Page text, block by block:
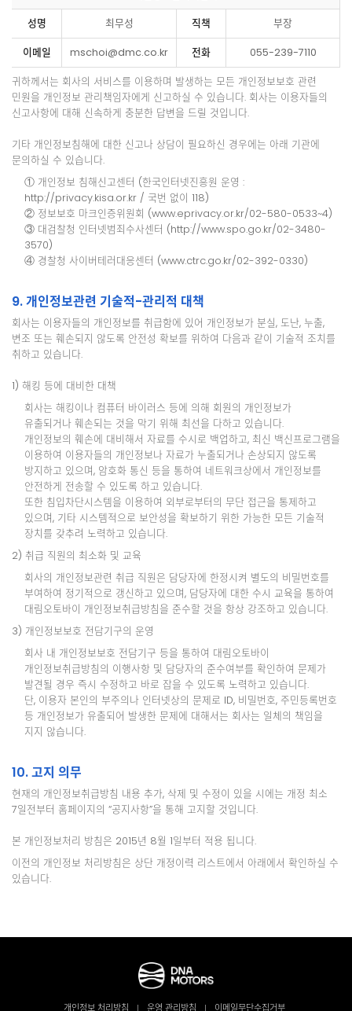
성명 최무성 직책 부장
이메일 mschoi@dmc.co.kr 전화 055-239-7110
귀하께서는 회사의 서비스를 이용하며 발생하는 모든 개인정보보호 관련
민원을 개인정보 관리책임자에게 신고하실 수 있습니다. 회사는 이용자들의
신고사항에 대해 신속하게 충분한 답변을 드릴 것입니다.
기타 개인정보침해에 대한 신고나 상담이 필요하신 경우에는 아래 기관에
문의하실 수 있습니다.
① 개인정보 침해신고센터 (한국인터넷진흥원 운영 :
http://privacy.kisa.or.kr / 국번 없이 118)
② 정보보호 마크인증위원회 (www.eprivacy.or.kr/02-580-0533~4)
③ 대검찰청 인터넷범죄수사센터 (http://www.spo.go.kr/02-3480-
3570)
④ 경찰청 사이버테러대응센터 (www.ctrc.go.kr/02-392-0330)
9. 개인정보관련 기술적-관리적 대책
회사는 이용자들의 개인정보를 취급함에 있어 개인정보가 분실, 도난, 누출,
변조 또는 훼손되지 않도록 안전성 확보를 위하여 다음과 같이 기술적 조치를
취하고 있습니다.
1) 해킹 등에 대비한 대책
회사는 해킹이나 컴퓨터 바이러스 등에 의해 회원의 개인정보가
유출되거나 훼손되는 것을 막기 위해 최선을 다하고 있습니다.
개인정보의 훼손에 대비해서 자료를 수시로 백업하고, 최신 백신프로그램을
이용하여 이용자들의 개인정보나 자료가 누출되거나 손상되지 않도록
방지하고 있으며, 암호화 통신 등을 통하여 네트워크상에서 개인정보를
안전하게 전송할 수 있도록 하고 있습니다.
또한 침입차단시스템을 이용하여 외부로부터의 무단 접근을 통제하고
있으며, 기타 시스템적으로 보안성을 확보하기 위한 가능한 모든 기술적
장치를 갖추려 노력하고 있습니다.
2) 취급 직원의 최소화 및 교육
회사의 개인정보관련 취급 직원은 담당자에 한정시켜 별도의 비밀번호를
부여하여 정기적으로 갱신하고 있으며, 담당자에 대한 수시 교육을 통하여
대림오토바이 개인정보취급방침을 준수할 것을 항상 강조하고 있습니다.
3) 개인정보보호 전담기구의 운영
회사 내 개인정보보호 전담기구 등을 통하여 대림오토바이
개인정보취급방침의 이행사항 및 담당자의 준수여부를 확인하여 문제가
발견될 경우 즉시 수정하고 바로 잡을 수 있도록 노력하고 있습니다.
단, 이용자 본인의 부주의나 인터넷상의 문제로 ID, 비밀번호, 주민등록번호
등 개인정보가 유출되어 발생한 문제에 대해서는 회사는 일체의 책임을
지지 않습니다.
10. 고지 의무
현재의 개인정보취급방침 내용 추가, 삭제 및 수정이 있을 시에는 개정 최소
7일전부터 홈페이지의 “공지사항”을 통해 고지할 것입니다.
본 개인정보처리 방침은 2015년 8월 1일부터 적용 됩니다.
이전의 개인정보 처리방침은 상단 개정이력 리스트에서 아래에서 확인하실 수
있습니다.
개인정보 처리방침 운영 관리방침 이메일무단수집거부